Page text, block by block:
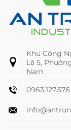
Khu Công
Lộ 5,
Nam
0963.127.576